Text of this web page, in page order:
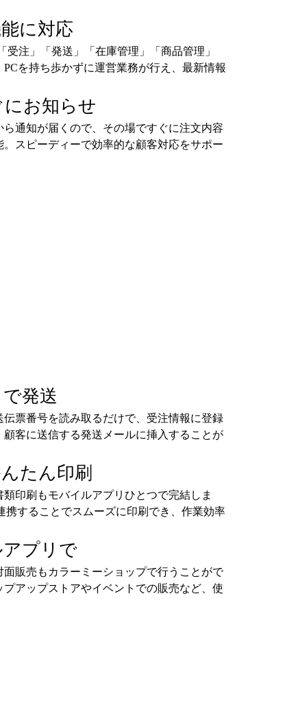
に対応
注」「発送」「在庫管理」「商品管理」
を持ち歩かずに運営業務が行え、最新情報
お知らせ
通知が届くので、その場ですぐに注文内容
スピーディーで効率的な顧客対応をサポー
発送
票番号を読み取るだけで、受注情報に登録
客に送信する発送メールに挿入することが
たん印刷
印刷もモバイルアプリひとつで完結しま
携することでスムーズに印刷でき、作業効率
プリで
販売もカラーミーショップで行うことがで
アップストアやイベントでの販売など、使